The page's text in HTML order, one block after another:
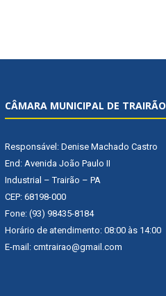
CÂMARA MUNICIPAL DE TRAIRÃO
Responsável: Denise Machado Castro
End: Avenida João Paulo II
Industrial – Trairão – PA
CEP: 68198-000
Fone: (93) 98435-8184
Horário de atendimento: 08:00 às 14:00
E-mail: cmtrairao@gmail.com